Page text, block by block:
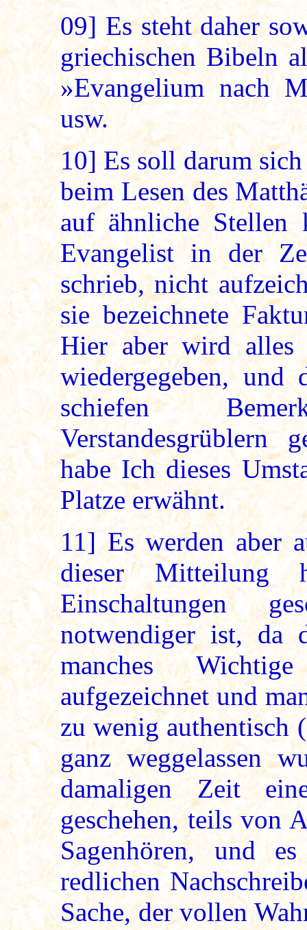
09] Es steht daher
griechischen Bibeln
»Evangelium nach
usw.
10] Es soll darum
beim Lesen des
auf ähnliche Stellen
Evangelist in der
schrieb, nicht
sie bezeichnete
Hier aber wird alles
wiedergegeben,
schiefen
Verstandesgrüblern
habe Ich dieses
Platze erwähnt.
11] Es werden aber
dieser Mitteilung
Einschaltungen
notwendiger ist, da
manches
aufgezeichnet und
zu wenig authentisch
ganz weggelassen
damaligen Zeit
geschehen, teils von
Sagenhören, und
redlichen
Sache, der vollen